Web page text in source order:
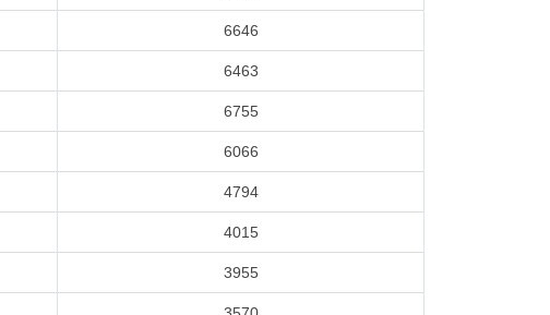
6646
6463
6755
6066
4794
4015
3955